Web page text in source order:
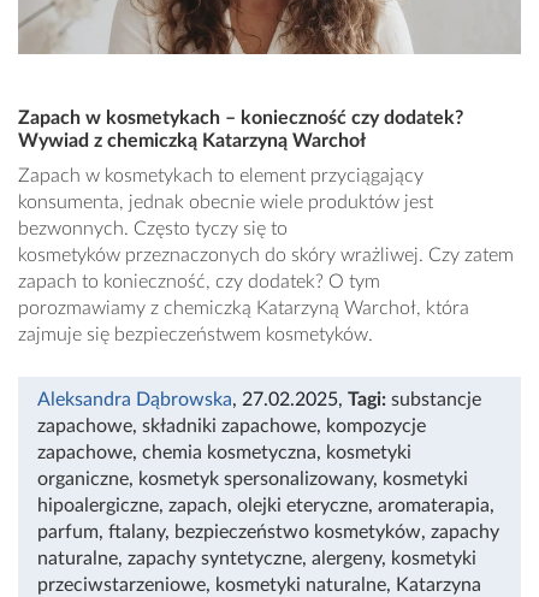
Zapach w kosmetykach – konieczność czy dodatek?
Wywiad z chemiczką Katarzyną Warchoł
Zapach w kosmetykach to element przyciągający
konsumenta, jednak obecnie wiele produktów jest
bezwonnych. Często tyczy się to
kosmetyków przeznaczonych do skóry wrażliwej. Czy zatem
zapach to konieczność, czy dodatek? O tym
porozmawiamy z chemiczką Katarzyną Warchoł, która
zajmuje się bezpieczeństwem kosmetyków.
Aleksandra Dąbrowska, 27.02.2025, Tagi: substancje
zapachowe, składniki zapachowe, kompozycje
zapachowe, chemia kosmetyczna, kosmetyki
organiczne, kosmetyk spersonalizowany, kosmetyki
hipoalergiczne, zapach, olejki eteryczne, aromaterapia,
parfum, ftalany, bezpieczeństwo kosmetyków, zapachy
naturalne, zapachy syntetyczne, alergeny, kosmetyki
przeciwstarzeniowe, kosmetyki naturalne, Katarzyna